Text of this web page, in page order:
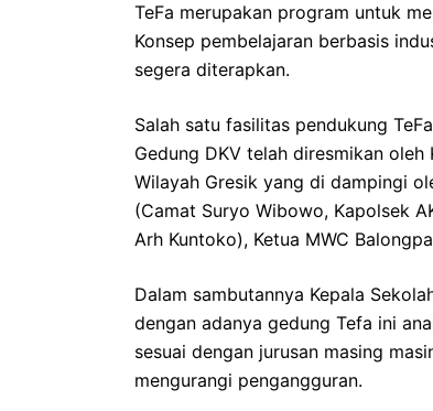
TeFa merupakan program untuk
Konsep pembelajaran berbasis
segera diterapkan.
Salah satu fasilitas pendukung
Gedung DKV telah diresmikan
Wilayah Gresik yang di dampingi
(Camat Suryo Wibowo, Kapolsek
Arh Kuntoko), Ketua MWC
Dalam sambutannya Kepala
dengan adanya gedung Tefa ini
sesuai dengan jurusan masing
mengurangi pengangguran.